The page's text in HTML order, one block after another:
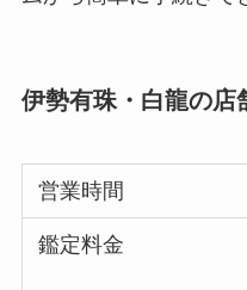
伊勢有珠・白龍の店
営業時間
鑑定料金